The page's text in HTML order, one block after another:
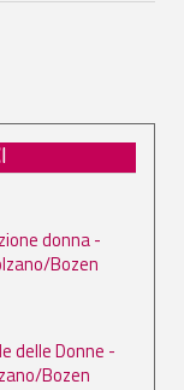
donna -
Bozen
delle Donne -
Bozen